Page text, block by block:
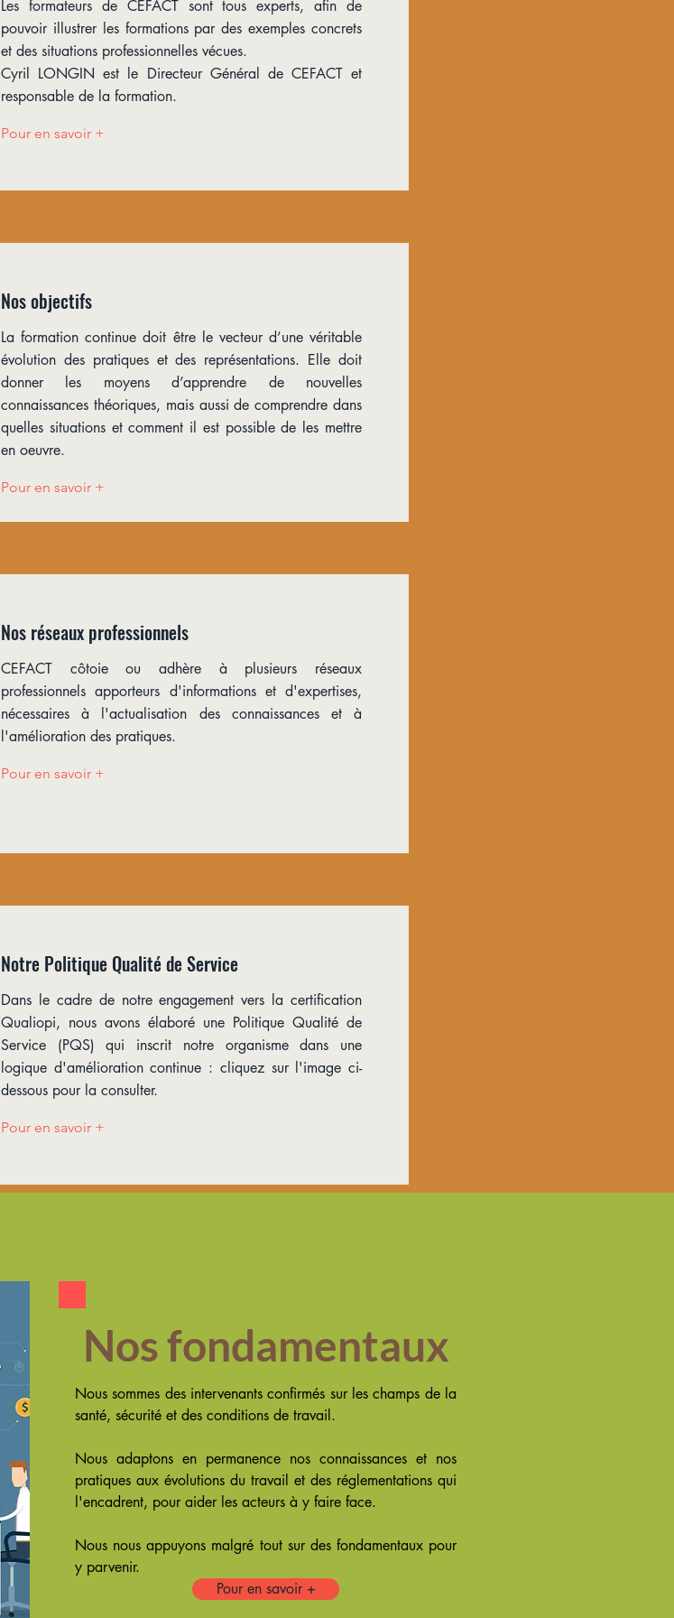
Les formateurs de CEFACT sont tous experts, afin de
pouvoir illustrer les formations par des exemples concrets
et des situations professionnelles vécues.
Cyril LONGIN est le Directeur Général de CEFACT et
responsable de la formation.
Pour en savoir +
Nos objectifs
La formation continue doit être le vecteur d’une véritable
évolution des pratiques et des représentations. Elle doit
donner les moyens d’apprendre de nouvelles
connaissances théoriques, mais aussi de comprendre dans
quelles situations et comment il est possible de les mettre
en oeuvre.
Pour en savoir +
Nos réseaux professionnels
CEFACT côtoie ou adhère à plusieurs réseaux
professionnels apporteurs d'informations et d'expertises,
nécessaires à l'actualisation des connaissances et à
l'amélioration des pratiques.
Pour en savoir +
Notre Politique Qualité de Service
Dans le cadre de notre engagement vers la certification
Qualiopi, nous avons élaboré une Politique Qualité de
Service (PQS) qui inscrit notre organisme dans une
logique d'amélioration continue : cliquez sur l'image ci-
dessous pour la consulter.
Pour en savoir +
Nos fondamentaux
Nous sommes des intervenants confirmés sur les champs de la
santé, sécurité et des conditions de travail.
Nous adaptons en permanence nos connaissances et nos
pratiques aux évolutions du travail et des réglementations qui
l'encadrent, pour aider les acteurs à y faire face.
Nous nous appuyons malgré tout sur des fondamentaux pour
y parvenir.
Pour en savoir +